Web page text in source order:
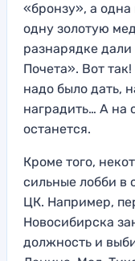
«бронзу», а одна
одну золотую
разнарядке дали
Почета». Вот
надо было дать,
наградить… А на
останется.
Кроме того,
сильные лобби в
ЦК. Например,
Новосибирска
должность и